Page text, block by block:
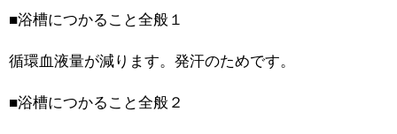
■浴槽につかること全般１
循環血液量が減ります。発汗のためです。
■浴槽につかること全般２